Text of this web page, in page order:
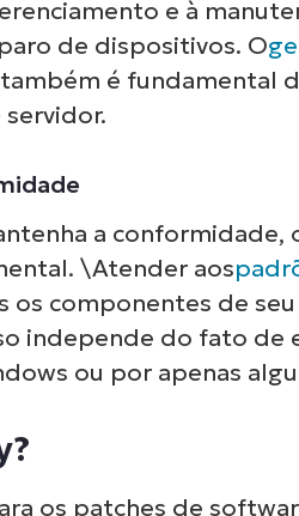
e à
de dispositivos. O
também é fundamental
a conformidade,
\Atender aos
os componentes de
independe do fato de
ou por apenas
os patches de